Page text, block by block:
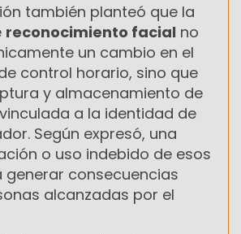
también planteó que la
reconocimiento facial no
un cambio en el
control horario, sino que
y almacenamiento de
a la identidad de
Según expresó, una
o uso indebido de esos
consecuencias
alcanzadas por el